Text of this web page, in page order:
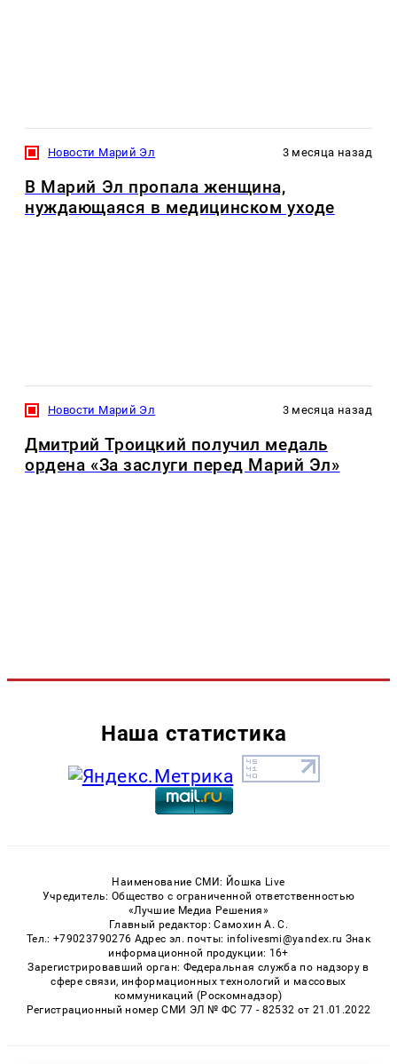
Новости Марий Эл 3 месяца назад
В Марий Эл пропала женщина,
нуждающаяся в медицинском уходе
Новости Марий Эл 3 месяца назад
Дмитрий Троицкий получил медаль
ордена «За заслуги перед Марий Эл»
Наша статистика
Наименование СМИ: Йошка Live
Учредитель: Общество с ограниченной ответственностью
«Лучшие Медиа Решения»
Главный редактор: Самохин А. С.
Тел.: +79023790276 Адрес эл. почты: infolivesmi@yandex.ru Знак
информационной продукции: 16+
Зарегистрировавший орган: Федеральная служба по надзору в
сфере связи, информационных технологий и массовых
коммуникаций (Роскомнадзор)
Регистрационный номер СМИ ЭЛ № ФС 77 - 82532 от 21.01.2022